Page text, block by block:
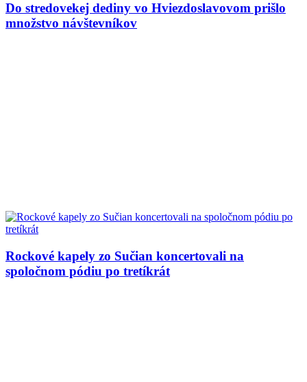
Do stredovekej dediny vo Hviezdoslavovom prišlo
množstvo návštevníkov
Rockové kapely zo Sučian koncertovali na
spoločnom pódiu po tretíkrát